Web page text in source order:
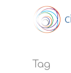
Tag